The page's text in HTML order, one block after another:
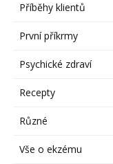
Příběhy klientů
První příkrmy
Psychické zdraví
Recepty
Různé
Vše o ekzému